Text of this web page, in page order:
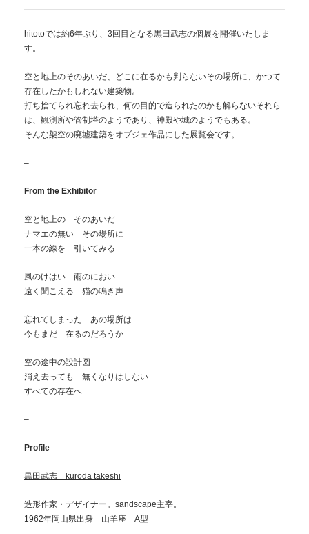
hitotoでは約6年ぶり、3回目となる黒田武志の個展を開催いたしま
す。
空と地上のそのあいだ、どこに在るかも判らないその場所に、かつて
存在したかもしれない建築物。
打ち捨てられ忘れ去られ、何の目的で造られたのかも解らないそれら
は、観測所や管制塔のようであり、神殿や城のようでもある。
そんな架空の廃墟建築をオブジェ作品にした展覧会です。
–
From the Exhibitor
空と地上の そのあいだ
ナマエの無い その場所に
一本の線を 引いてみる
風のけはい 雨のにおい
遠く聞こえる 猫の鳴き声
忘れてしまった あの場所は
今もまだ 在るのだろうか
空の途中の設計図
消え去っても 無くなりはしない
すべての存在へ
–
Profile
黒田武志 kuroda takeshi
造形作家・デザイナー。sandscape主宰。
1962年岡山県出身 山羊座 A型